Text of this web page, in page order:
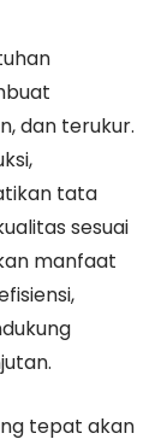
dan terukur.
tata
sesuai
manfaat
tepat akan